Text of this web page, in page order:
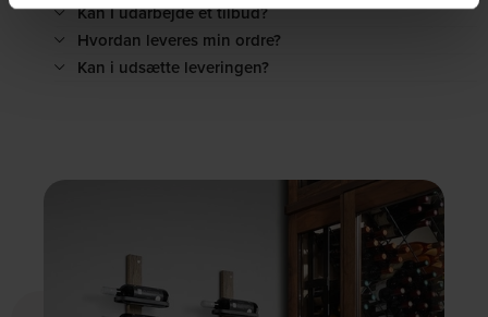
Kan I udarbejde et tilbud?
Hvordan leveres min ordre?
Kan i udsætte leveringen?